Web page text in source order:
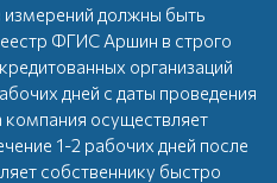
измерений должны быть
ФГИС Аршин в строго
организаций
дней с даты проведения
осуществляет
1-2 рабочих дней после
собственнику быстро